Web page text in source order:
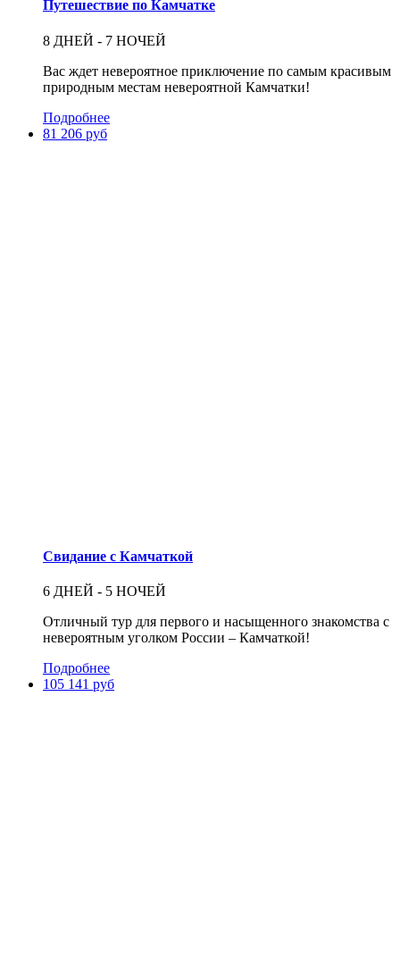
Путешествие по Камчатке
8 ДНЕЙ - 7 НОЧЕЙ
Вас ждет невероятное приключение по самым красивым
природным местам невероятной Камчатки!
Подробнее
81 206 руб
Свидание с Камчаткой
6 ДНЕЙ - 5 НОЧЕЙ
Отличный тур для первого и насыщенного знакомства с
невероятным уголком России – Камчаткой!
Подробнее
105 141 руб